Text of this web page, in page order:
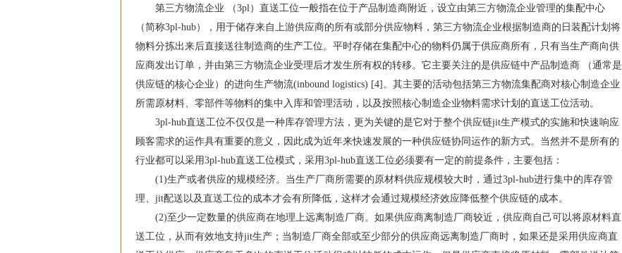
第三方物流企业 （3pl）直送工位一般指在位于产品制造商附近，设立由第三方物流企业管理的集配中心
（简称3pl-hub），用于储存来自上游供应商的所有或部分供应物料，第三方物流企业根据制造商的日装配计划将
物料分拣出来后直接送往制造商的生产工位。平时存储在集配中心的物料仍属于供应商所有，只有当生产商向供
应商发出订单，并由第三方物流企业受理后才发生所有权的转移。它主要关注的是供应链中产品制造商 （通常是
供应链的核心企业）的进向生产物流(inbound logistics) [4]。其主要的活动包括第三方物流集配商对核心制造企业
所需原材料、零部件等物料的集中入库和管理活动，以及按照核心制造企业物料需求计划的直送工位活动。
3pl-hub直送工位不仅仅是一种库存管理方法，更为关键的是它对于整个供应链jit生产模式的实施和快速响应
顾客需求的运作具有重要的意义，因此成为近年来快速发展的一种供应链协同运作的新方式。当然并不是所有的
行业都可以采用3pl-hub直送工位模式，采用3pl-hub直送工位必须要有一定的前提条件，主要包括：
(1)生产或者供应的规模经济。当生产厂商所需要的原材料供应规模较大时，通过3pl-hub进行集中的库存管
理、jit配送以及直送工位的成本才会有所降低，这样才会通过规模经济效应降低整个供应链的成本。
(2)至少一定数量的供应商在地理上远离制造厂商。如果供应商离制造厂商较近，供应商自己可以将原材料直
送工位，从而有效地支持jit生产；当制造厂商全部或至少部分的供应商远离制造厂商时，如果还是采用供应商直